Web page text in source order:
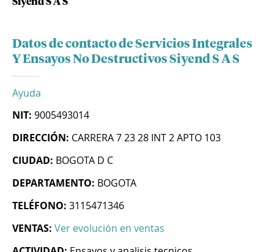
Siyend S A S
Datos de contacto de Servicios Integrales
Y Ensayos No Destructivos Siyend S A S
Ayuda
NIT: 9005493014
DIRECCIÓN: CARRERA 7 23 28 INT 2 APTO 103
CIUDAD: BOGOTA D C
DEPARTAMENTO: BOGOTA
TELÉFONO: 3115471346
VENTAS: Ver evolución en ventas